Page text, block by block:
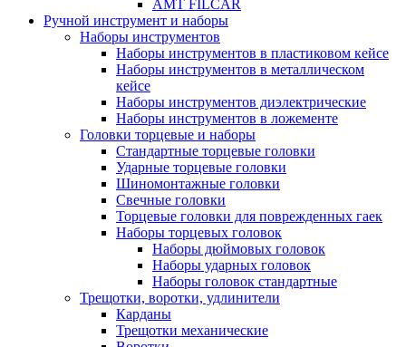
AMT FILCAR
Ручной инструмент и наборы
Наборы инструментов
Наборы инструментов в пластиковом кейсе
Наборы инструментов в металлическом
кейсе
Наборы инструментов диэлектрические
Наборы инструментов в ложементе
Головки торцевые и наборы
Стандартные торцевые головки
Ударные торцевые головки
Шиномонтажные головки
Свечные головки
Торцевые головки для поврежденных гаек
Наборы торцевых головок
Наборы дюймовых головок
Наборы ударных головок
Наборы головок стандартные
Трещотки, воротки, удлинители
Карданы
Трещотки механические